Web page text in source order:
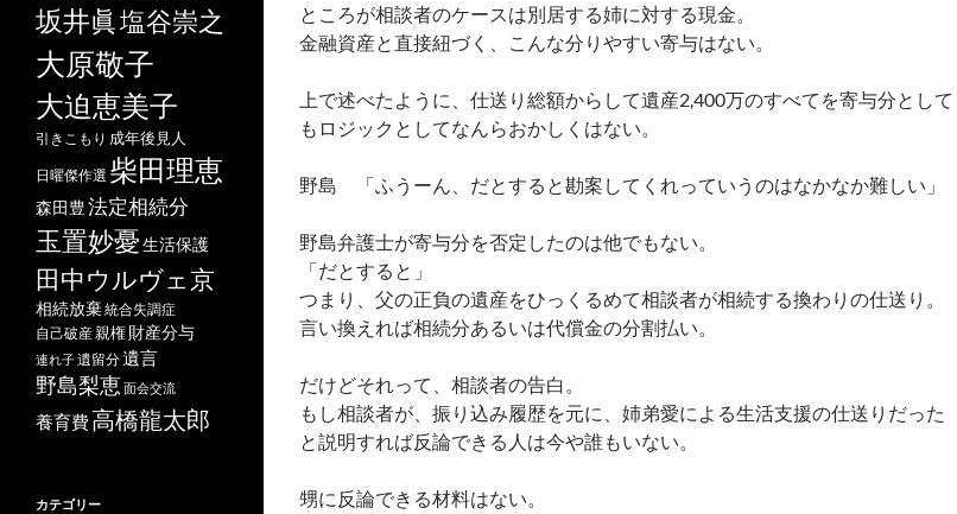
ところが相談者のケースは別居する姉に対する現金。
金融資産と直接紐づく、こんな分りやすい寄与はない。
上で述べたように、仕送り総額からして遺産2,400万のすべてを寄与分として
もロジックとしてなんらおかしくはない。
野島 「ふうーん、だとすると勘案してくれっていうのはなかなか難しい」
野島弁護士が寄与分を否定したのは他でもない。
「だとすると」
つまり、父の正負の遺産をひっくるめて相談者が相続する換わりの仕送り。
言い換えれば相続分あるいは代償金の分割払い。
だけどそれって、相談者の告白。
もし相談者が、振り込み履歴を元に、姉弟愛による生活支援の仕送りだった
と説明すれば反論できる人は今や誰もいない。
甥に反論できる材料はない。
坂井眞塩谷崇之
大原敬子
大迫恵美子
引きこもり 成年後見人
日曜傑作選 柴田理恵
森田豊法定相続分
玉置妙憂生活保護
田中ウルヴェ京
相続放棄統合失調症
自己破産親権 財産分与
連れ子遺留分遺言
野島梨恵面会交流
養育費高橋龍太郎
カテゴリー